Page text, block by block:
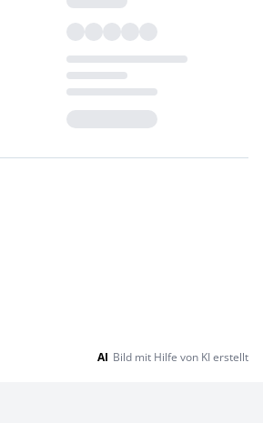
AI Bild mit Hilfe von KI erstellt